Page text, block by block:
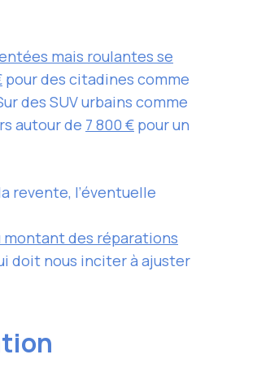
mais roulantes se
pour des citadines comme
des SUV urbains comme
autour de 7 800 € pour un
revente, l’éventuelle
montant des réparations
doit nous inciter à ajuster